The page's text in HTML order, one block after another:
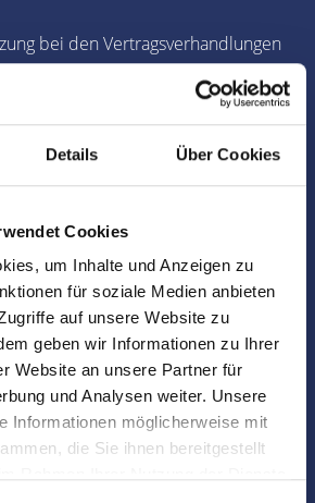
Details Über Cookies
Cookies
um Inhalte und Anzeigen zu
für soziale Medien anbieten
auf unsere Website zu
geben wir Informationen zu Ihrer
Website an unsere Partner für
und Analysen weiter. Unsere
Informationen möglicherweise mit
die Sie ihnen bereitgestellt
bei den Vertragsverhandlungen
des Kaufvertrages/Mietvertrages
und Koordinierung des
und Unterstützung bei der Objekt-
dem Verkauf sind wir für Sie da